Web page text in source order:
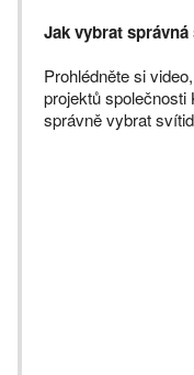
Jak vybrat
Prohlédněte si
projektů společnosti
správně vybrat